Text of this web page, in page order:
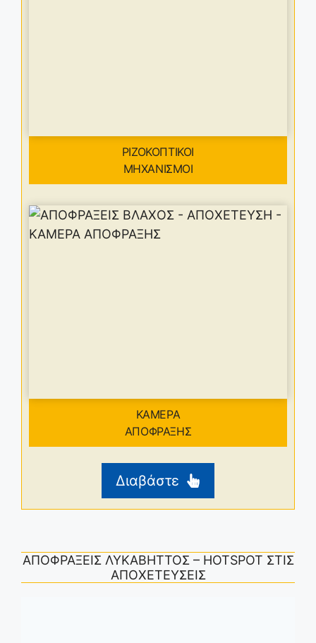
ΡΙΖΟΚΟΠΤΙΚΟΙ
ΜΗΧΑΝΙΣΜΟΙ
ΚΑΜΕΡΑ
ΑΠΟΦΡΑΞΗΣ
Διαβάστε
ΑΠΟΦΡΑΞΕΙΣ ΛΥΚΑΒΗΤΤΟΣ – HOTSPOT ΣΤΙΣ
ΑΠΟΧΕΤΕΥΣΕΙΣ